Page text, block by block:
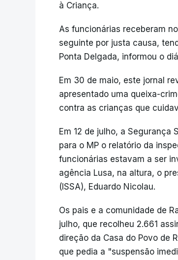
à Criança.
As funcionárias receberam
seguinte por justa causa,
Ponta Delgada, informou o
Em 30 de maio, este jornal
apresentado uma queixa-
contra as crianças que
Em 12 de julho, a Segurança
para o MP o relatório da
funcionárias estavam a ser
agência Lusa, na altura, o
(ISSA), Eduardo Nicolau.
Os pais e a comunidade de
julho, que recolheu 2.661
direção da Casa do Povo de
que pedia a "suspensão